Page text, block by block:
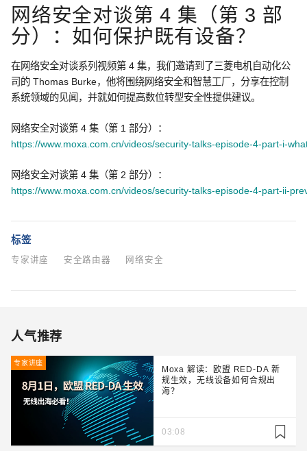
网络安全对谈第 4 集（第 3 部
分）：如何保护既有设备？
在网络安全对谈系列视频第 4 集，我们邀请到了三菱电机自动化公
司的 Thomas Burke，他将围绕网络安全和智慧工厂，分享在控制
系统领域的见闻，并就如何提高数位转型安全性提供建议。
网络安全对谈第 4 集（第 1 部分）：
https://www.moxa.com.cn/videos/security-talks-episode-4-part-i-
网络安全对谈第 4 集（第 2 部分）：
https://www.moxa.com.cn/videos/security-talks-episode-4-part-ii-
标签
专家讲座 安全路由器 网络安全
人气推荐
专家讲座
Moxa 解读：欧盟 RED-DA 新
规生效，无线设备如何合规出
海？
03:08